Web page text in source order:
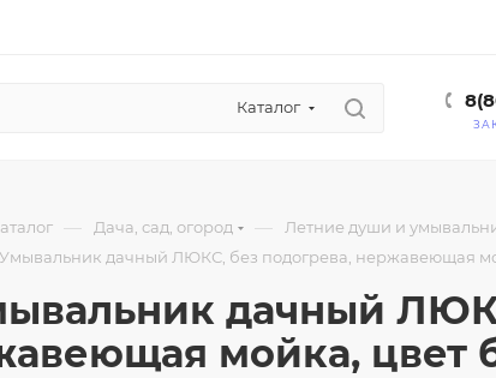
Каталог
— Дача, сад, огород — Летние души и
дачный ЛЮКС, без подогрева, нержавеющая
дачный
мойка, цвет